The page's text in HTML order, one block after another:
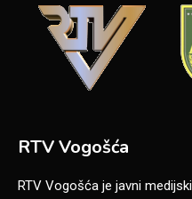
RTV Vogošća
RTV Vogošća je javni